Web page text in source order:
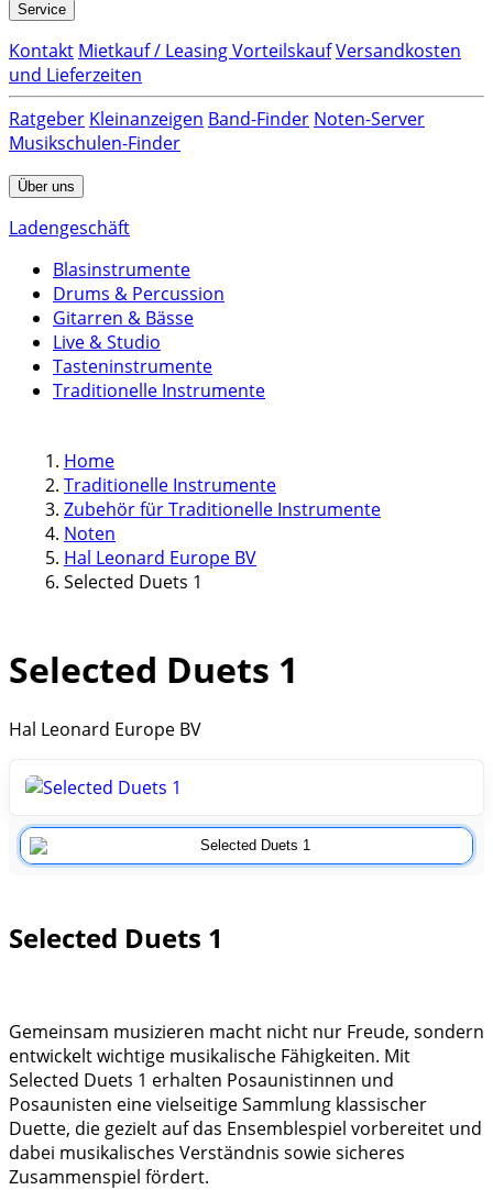
Service
Kontakt Mietkauf / Leasing VorteilskaufVersandkosten
und Lieferzeiten
Ratgeber Kleinanzeigen Band-Finder Noten-Server
Musikschulen-Finder
Über uns
Ladengeschäft
Blasinstrumente
Drums & Percussion
Gitarren & Bässe
Live & Studio
Tasteninstrumente
Traditionelle Instrumente
Home
Traditionelle Instrumente
Zubehör für Traditionelle Instrumente
Noten
Hal Leonard Europe BV
Selected Duets 1
Selected Duets 1
Hal Leonard Europe BV
Selected Duets 1
Gemeinsam musizieren macht nicht nur Freude, sondern
entwickelt wichtige musikalische Fähigkeiten. Mit
Selected Duets 1 erhalten Posaunistinnen und
Posaunisten eine vielseitige Sammlung klassischer
Duette, die gezielt auf das Ensemblespiel vorbereitet und
dabei musikalisches Verständnis sowie sicheres
Zusammenspiel fördert.